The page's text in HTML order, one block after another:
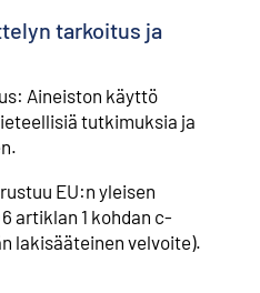
tarkoitus ja
Aineiston käyttö
tutkimuksia ja
EU:n yleisen
artiklan 1 kohdan c-
lakisääteinen velvoite).